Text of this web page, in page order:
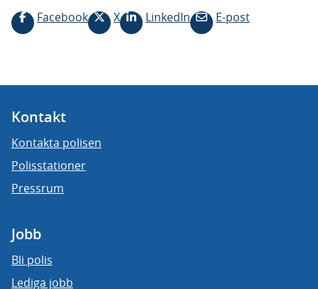
Facebook
X LinkedIn E-post
Kontakt
Kontakta polisen
Polisstationer
Pressrum
Jobb
Bli polis
Lediga jobb